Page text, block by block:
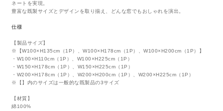
ネートを実現。
豊富な既製サイズとデザインを取り揃え、どんな窓でもおしゃれを演出。
仕様
【製品サイズ】
※【W100×H135cm（1P）、W100×H178cm（1P）、W100×H200cm（1P）】
・W100×H110cm（1P）、W100×H225cm（1P）
・W150×H178cm（1P）、W150×H225cm（1P）
・W200×H178cm（1P）、W200×H200cm（1P）、W200×H225cm（1P）
※【】内のサイズは一般的な既製品の3サイズ
【材質】
綿100%